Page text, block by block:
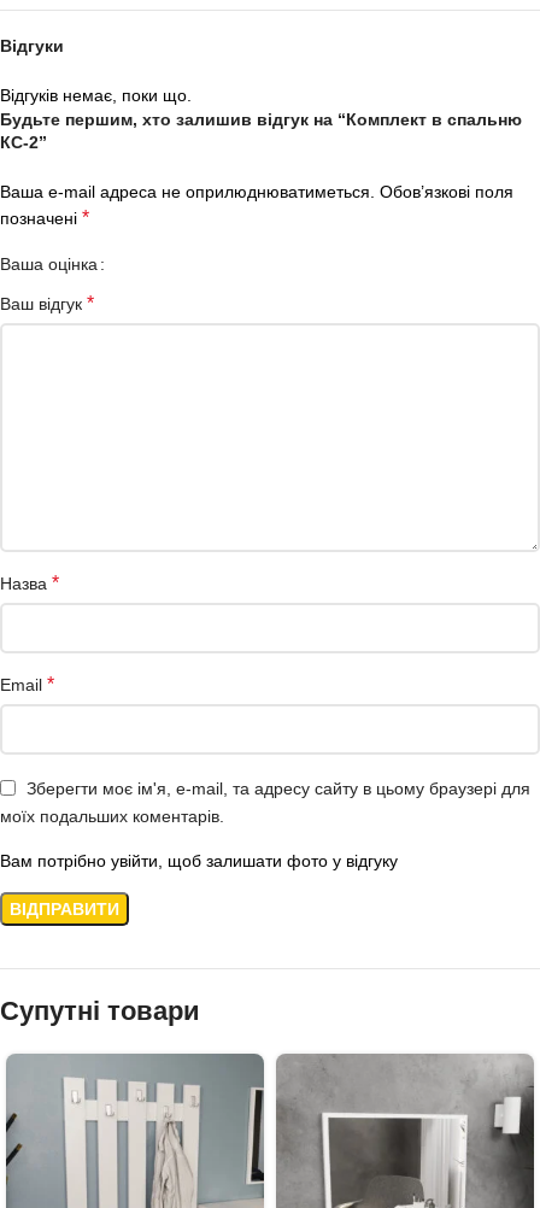
Відгуки
Відгуків немає, поки що.
Будьте першим, хто залишив відгук на “Комплект в спальню
КС-2”
Ваша e-mail адреса не оприлюднюватиметься. Обов’язкові поля
позначені *
Ваша оцінка
Ваш відгук *
Назва *
Email *
Зберегти моє ім'я, e-mail, та адресу сайту в цьому браузері для
моїх подальших коментарів.
Вам потрібно увійти, щоб залишати фото у відгуку
Супутні товари